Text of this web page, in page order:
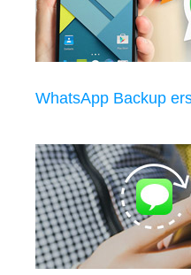
WhatsApp Backup